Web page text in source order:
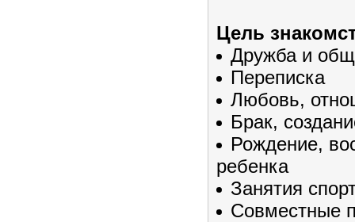
Цель
Дружба и
Переписка
Любовь,
Брак,
Рождение,
ребенка
Занятия
Совместные